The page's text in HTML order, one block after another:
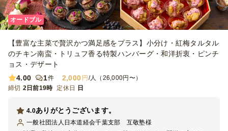
オードブル
【豊富な主菜で贅沢かつ満足感をプラス】小分け・紅梅タルタル
のチキン南蛮・トリュフ香る特製ハンバーグ・和洋折衷・ピンチ
ョス・デザート
4.00
1件 2,000 円 /人（26,000円〜）
締切 2日前19時 定休日 日
ありがとうございます。
4.0
一般社団法人日本道経会千葉支部 互敬塾様